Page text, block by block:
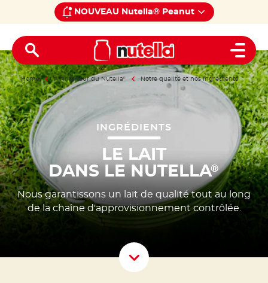
NOUVEAU Nutella® Peanut
Open
Home À l’intérieur du Nutella® Notre qualité et nos ingrédients
INGRÉDIENTS
LE LAIT
DANS LE NUTELLA®
Nous garantissons un lait de qualité tout au long
de la chaîne d'approvisionnement contrôlée.
Scroll